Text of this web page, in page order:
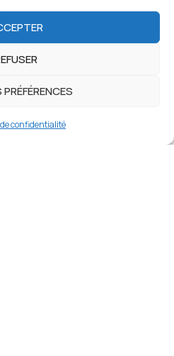
PRÉFÉRENCES
confidentialité